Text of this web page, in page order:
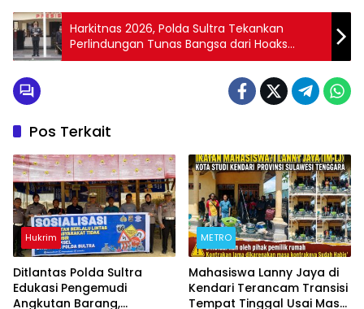
Harkitnas 2026, Polda Sultra Tekankan
Perlindungan Tunas Bangsa dari Hoaks
hingga Narkoba
Pos Terkait
Hukrim
Ditlantas Polda Sultra
Edukasi Pengemudi
Angkutan Barang,
METRO
Mahasiswa Lanny Jaya di
Kendari Terancam Transisi
Tempat Tinggal Usai Masa